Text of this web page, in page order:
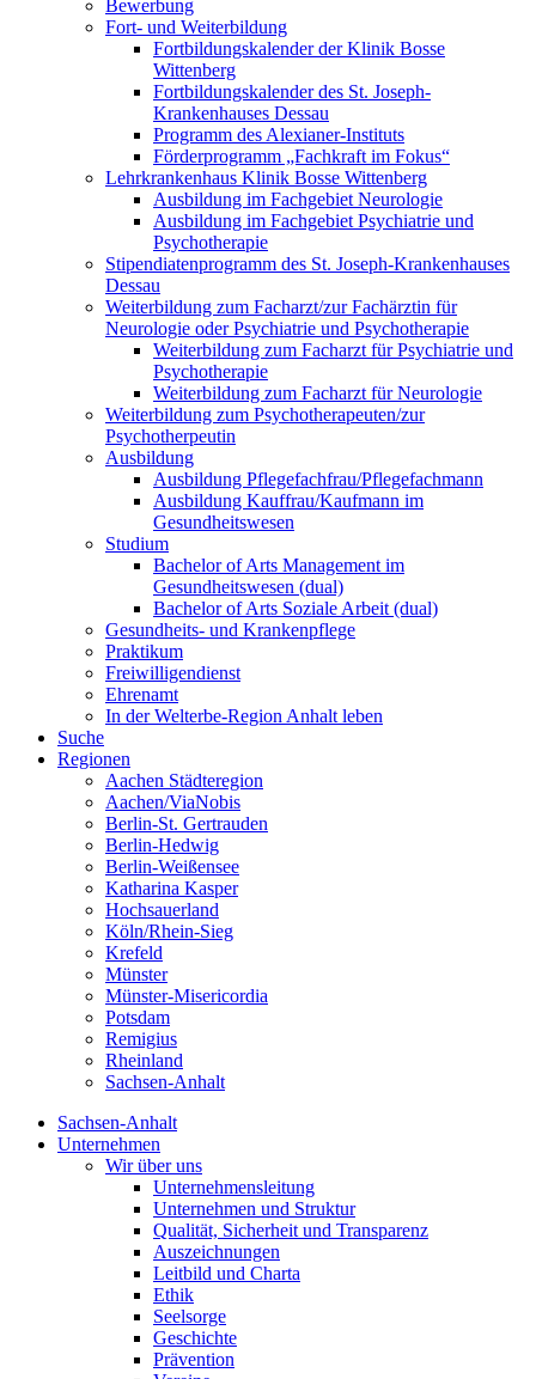
Bewerbung
Fort- und Weiterbildung
Fortbildungskalender der Klinik Bosse
Wittenberg
Fortbildungskalender des St. Joseph-
Krankenhauses Dessau
Programm des Alexianer-Instituts
Förderprogramm „Fachkraft im Fokus“
Lehrkrankenhaus Klinik Bosse Wittenberg
Ausbildung im Fachgebiet Neurologie
Ausbildung im Fachgebiet Psychiatrie und
Psychotherapie
Stipendiatenprogramm des St. Joseph-Krankenhauses
Dessau
Weiterbildung zum Facharzt/zur Fachärztin für
Neurologie oder Psychiatrie und Psychotherapie
Weiterbildung zum Facharzt für Psychiatrie und
Psychotherapie
Weiterbildung zum Facharzt für Neurologie
Weiterbildung zum Psychotherapeuten/zur
Psychotherpeutin
Ausbildung
Ausbildung Pflegefachfrau/Pflegefachmann
Ausbildung Kauffrau/Kaufmann im
Gesundheitswesen
Studium
Bachelor of Arts Management im
Gesundheitswesen (dual)
Bachelor of Arts Soziale Arbeit (dual)
Gesundheits- und Krankenpflege
Praktikum
Freiwilligendienst
Ehrenamt
In der Welterbe-Region Anhalt leben
Suche
Regionen
Aachen Städteregion
Aachen/ViaNobis
Berlin-St. Gertrauden
Berlin-Hedwig
Berlin-Weißensee
Katharina Kasper
Hochsauerland
Köln/Rhein-Sieg
Krefeld
Münster
Münster-Misericordia
Potsdam
Remigius
Rheinland
Sachsen-Anhalt
Sachsen-Anhalt
Unternehmen
Wir über uns
Unternehmensleitung
Unternehmen und Struktur
Qualität, Sicherheit und Transparenz
Auszeichnungen
Leitbild und Charta
Ethik
Seelsorge
Geschichte
Prävention